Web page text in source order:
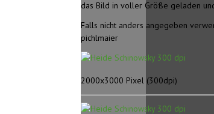
das Bild in voller Größe geladen
Falls nicht anders angegeben
pichlmaier
2000x3000 Pixel (300dpi)